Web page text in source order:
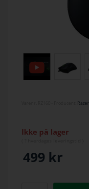
Razer
Ikke på lager
499 kr